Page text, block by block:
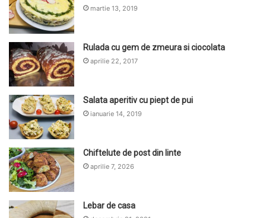
martie 13, 2019
Rulada cu gem de zmeura si ciocolata
aprilie 22, 2017
Salata aperitiv cu piept de pui
ianuarie 14, 2019
Chiftelute de post din linte
aprilie 7, 2026
Lebar de casa